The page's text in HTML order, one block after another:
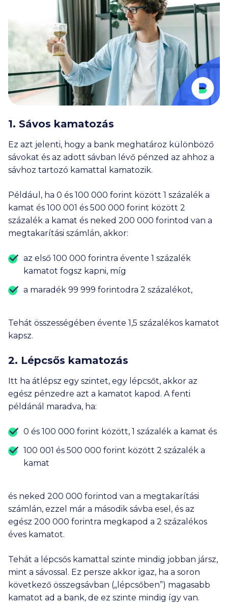
1. Sávos kamatozás
Ez azt jelenti, hogy a bank meghatároz különböző
sávokat és az adott sávban lévő pénzed az ahhoz a
sávhoz tartozó kamattal kamatozik.
Például, ha 0 és 100 000 forint között 1 százalék a
kamat és 100 001 és 500 000 forint között 2
százalék a kamat és neked 200 000 forintod van a
megtakarítási számlán, akkor:
az első 100 000 forintra évente 1 százalék
kamatot fogsz kapni, míg
a maradék 99 999 forintodra 2 százalékot,
Tehát összességében évente 1,5 százalékos kamatot
kapsz.
2. Lépcsős kamatozás
Itt ha átlépsz egy szintet, egy lépcsőt, akkor az
egész pénzedre azt a kamatot kapod. A fenti
példánál maradva, ha:
0 és 100 000 forint között, 1 százalék a kamat és
100 001 és 500 000 forint között 2 százalék a
kamat
és neked 200 000 forintod van a megtakarítási
számlán, ezzel már a második sávba esel, és az
egész 200 000 forintra megkapod a 2 százalékos
éves kamatot.
Tehát a lépcsős kamattal szinte mindig jobban jársz,
mint a sávossal. Ez persze akkor igaz, ha a soron
következő összegsávban („lépcsőben”) magasabb
kamatot ad a bank, de ez szinte mindig így van.